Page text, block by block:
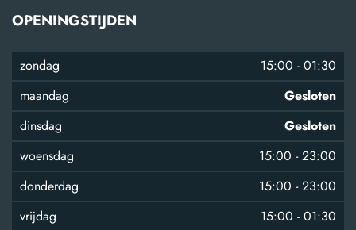
OPENINGSTIJDEN
zondag 15:00 -01:30
maandag
Gesloten
dinsdag
Gesloten
woensdag
15:00 -23:00
donderdag
15:00 -23:00
vrijdag
15:00 -01:30